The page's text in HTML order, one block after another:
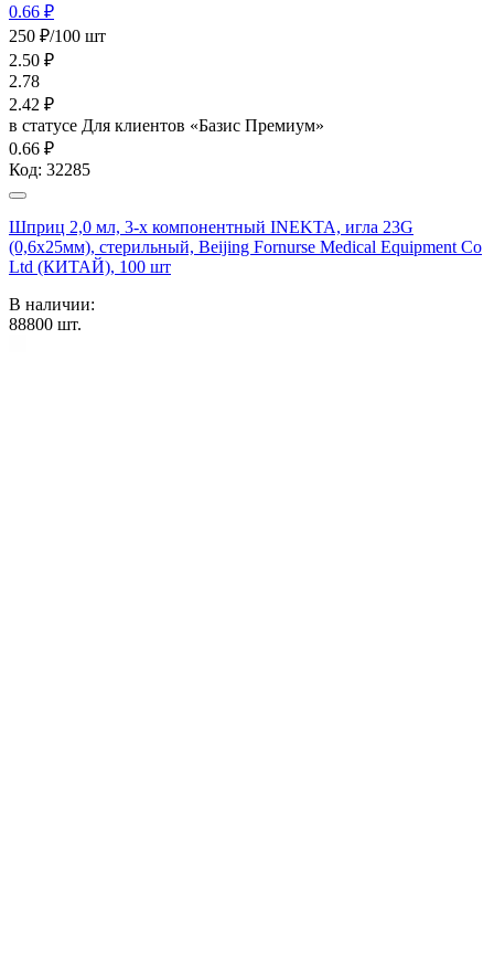
0.66 ₽
250 ₽/100 шт
2.50 ₽
2.78
2.42 ₽
в статусе Для клиентов «Базис Премиум»
0.66 ₽
Код: 32285
Шприц 2,0 мл, 3-х компонентный INEKTA, игла 23G
(0,6х25мм), стерильный, Beijing Fornurse Medical Equipment Co
Ltd (КИТАЙ), 100 шт
В наличии:
88800 шт.